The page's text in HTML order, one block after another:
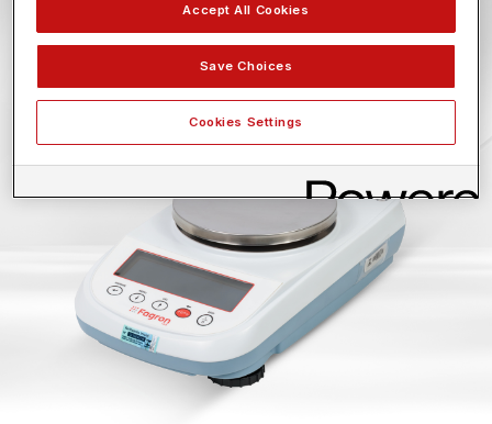
Formulary
Carreiras
Catálogos
Contato
Accept All Cookies
Save Choices
Cookies Settings